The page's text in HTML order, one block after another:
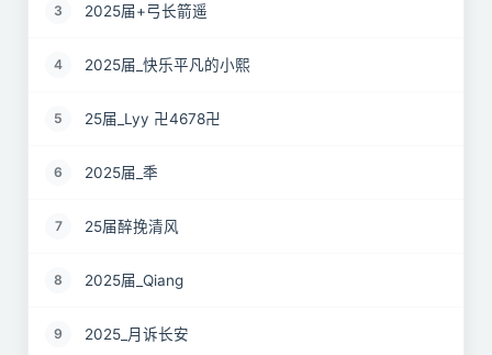
3 2025届+弓长箭遥
4 2025届_快乐平凡的小熙
5 25届_Lyy 卍4678卍
6 2025届_秊
7 25届醉挽清风
8 2025届_Qiang
9 2025_月诉长安